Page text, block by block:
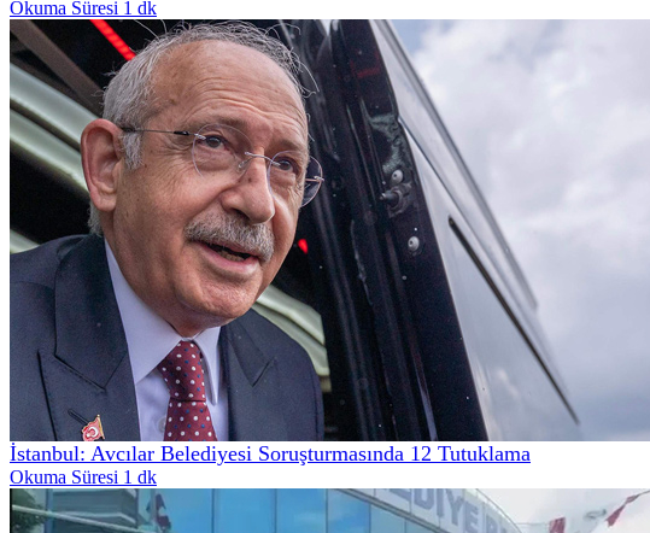
Okuma Süresi 1 dk
İstanbul: Avcılar Belediyesi Soruşturmasında 12 Tutuklama
Okuma Süresi 1 dk